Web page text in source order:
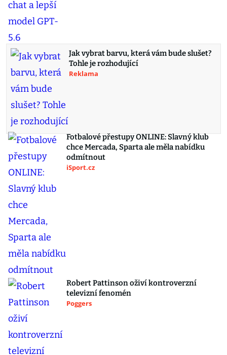
Jak vybrat barvu, která vám bude slušet?
Tohle je rozhodující
Reklama
Fotbalové přestupy ONLINE: Slavný klub
chce Mercada, Sparta ale měla nabídku
odmítnout
iSport.cz
Robert Pattinson oživí kontroverzní
televizní fenomén
Poggers